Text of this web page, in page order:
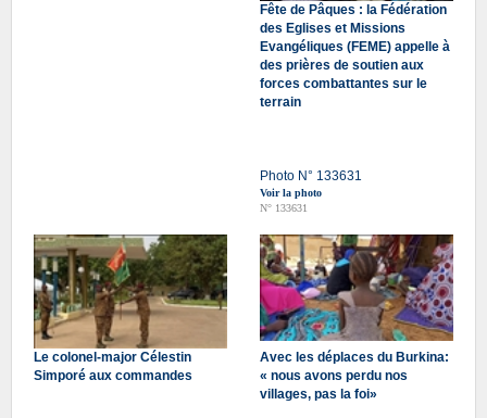
Fête de Pâques : la Fédération
des Eglises et Missions
Evangéliques (FEME) appelle à
des prières de soutien aux
forces combattantes sur le
terrain
Photo N° 133631
Voir la photo
N° 133631
Le colonel-major Célestin
Simporé aux commandes
Avec les déplaces du Burkina:
« nous avons perdu nos
villages, pas la foi»